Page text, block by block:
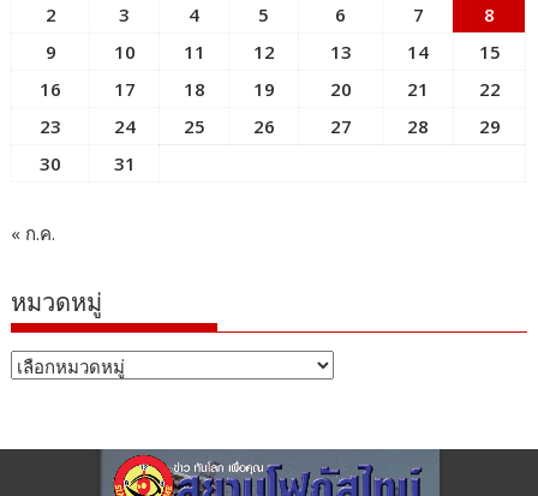
2
3 4 5 6 7
8
9
10 11 12 13 14
15
16
17 18 19 20 21
22
23
24 25 26 27 28
29
30
31
« ก.ค.
หมวดหมู่
หมวด